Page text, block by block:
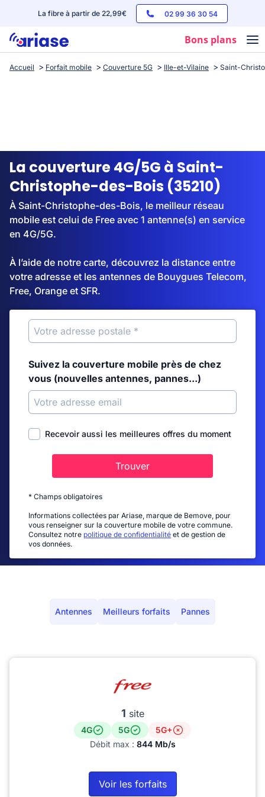
La fibre à partir de 22,99€ 02 99 36 30 54
Bons plans
Box internet
Streaming
Accueil Forfait mobile Couverture 5G Ille-et-Vilaine Saint-
La couverture 4G/5G à Saint-
Christophe-des-Bois (35210)
À Saint-Christophe-des-Bois, le meilleur réseau
mobile est celui de Free avec 1 antenne(s) en service
en 4G/5G.
À l’aide de notre carte, découvrez la distance entre
votre adresse et les antennes de Bouygues Telecom,
Free, Orange et SFR.
Suivez la couverture mobile près de chez
vous (nouvelles antennes, pannes...)
Recevoir aussi les meilleures offres du moment
Trouver
* Champs obligatoires
Informations collectées par Ariase, marque de Bemove, pour
vous renseigner sur la couverture mobile de votre commune.
Consultez notre politique de confidentialité et de gestion de
vos données.
Antennes Meilleurs forfaits Pannes
1 site
4G 5G
5G+
Débit max : 844 Mb/s
Voir les forfaits